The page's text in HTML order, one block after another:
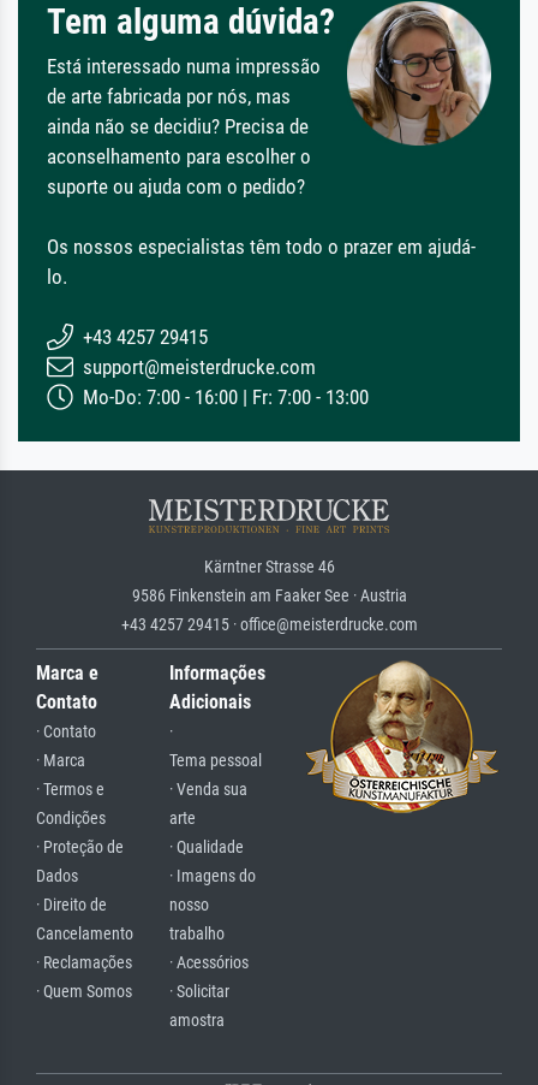
Tem alguma dúvida?
Está interessado numa impressão
de arte fabricada por nós, mas
ainda não se decidiu? Precisa de
aconselhamento para escolher o
suporte ou ajuda com o pedido?
Os nossos especialistas têm todo o prazer em ajudá-
lo.
+43 4257 29415
support@meisterdrucke.com
Mo-Do: 7:00 - 16:00 | Fr: 7:00 - 13:00
Kärntner Strasse 46
9586 Finkenstein am Faaker See · Austria
+43 4257 29415 · office@meisterdrucke.com
Marca e
Contato
· Contato
· Marca
· Termos e
Condições
· Proteção de
Dados
· Direito de
Cancelamento
· Reclamações
· Quem Somos
Informações
Adicionais
·
Tema pessoal
· Venda sua
arte
· Qualidade
· Imagens do
nosso
trabalho
· Acessórios
· Solicitar
amostra